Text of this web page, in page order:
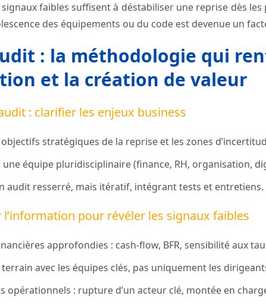
faibles suffisent à déstabiliser une reprise dès les
des équipements ou du code est devenue un
: la méthodologie qui
et la création de valeur
: clarifier les enjeux business
stratégiques de la reprise et les zones
équipe pluridisciplinaire (finance, RH, organisation,
audit resserré, mais itératif, intégrant tests et entretiens.
l’information pour révéler les signaux faibles
approfondies : cash-flow, BFR, sensibilité aux
avec les équipes clés, pas uniquement les
opérationnels : rupture d’un acteur clé, montée en